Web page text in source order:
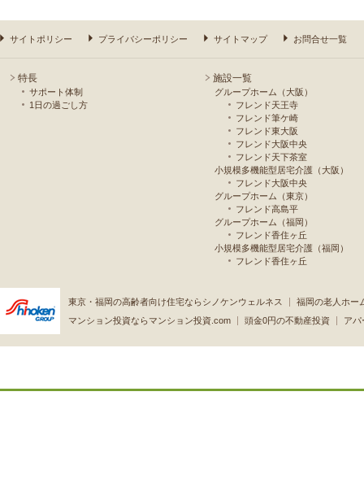
サイトポリシー プライバシーポリシー サイトマップ お問合せ一覧
特長
サポート体制
1日の過ごし方
施設一覧
グループホーム（大阪）
フレンド天王寺
フレンド筆ケ崎
フレンド東大阪
フレンド大阪中央
フレンド天下茶室
小規模多機能型居宅介護（大阪）
フレンド大阪中央
グループホーム（東京）
フレンド高島平
グループホーム（福岡）
フレンド香住ヶ丘
小規模多機能型居宅介護（福岡）
フレンド香住ヶ丘
東京・福岡の高齢者向け住宅ならシノケンウェルネス
福岡の老人ホー
マンション投資ならマンション投資.com
頭金0円の不動産投資 アパ